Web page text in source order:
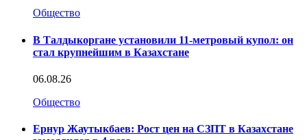
Общество
В Талдыкоргане установили 11-метровый купол: он
стал крупнейшим в Казахстане
06.08.26
Общество
Ернур Жаутыкбаев: Рост цен на СЗПТ в Казахстане